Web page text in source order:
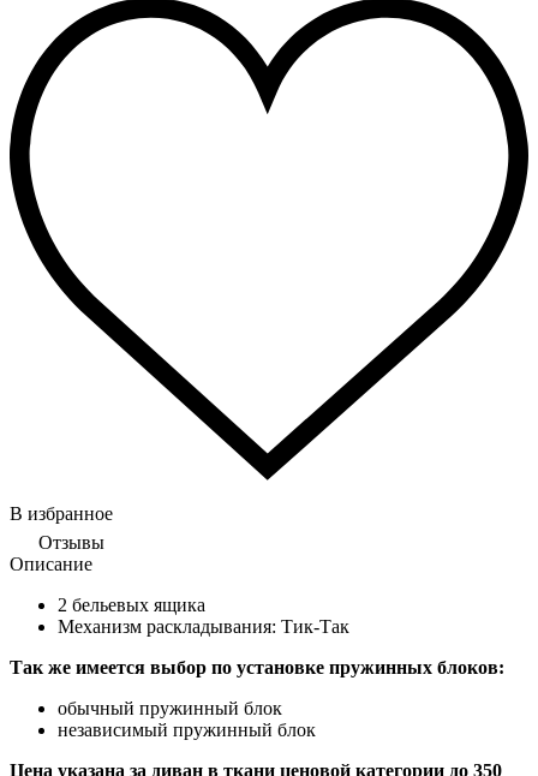
В избранное
Отзывы
Описание
2 бельевых ящика
Механизм раскладывания: Тик-Так
Так же имеется выбор по установке пружинных блоков:
обычный пружинный блок
независимый пружинный блок
Цена указана за диван в ткани ценовой категории до 350